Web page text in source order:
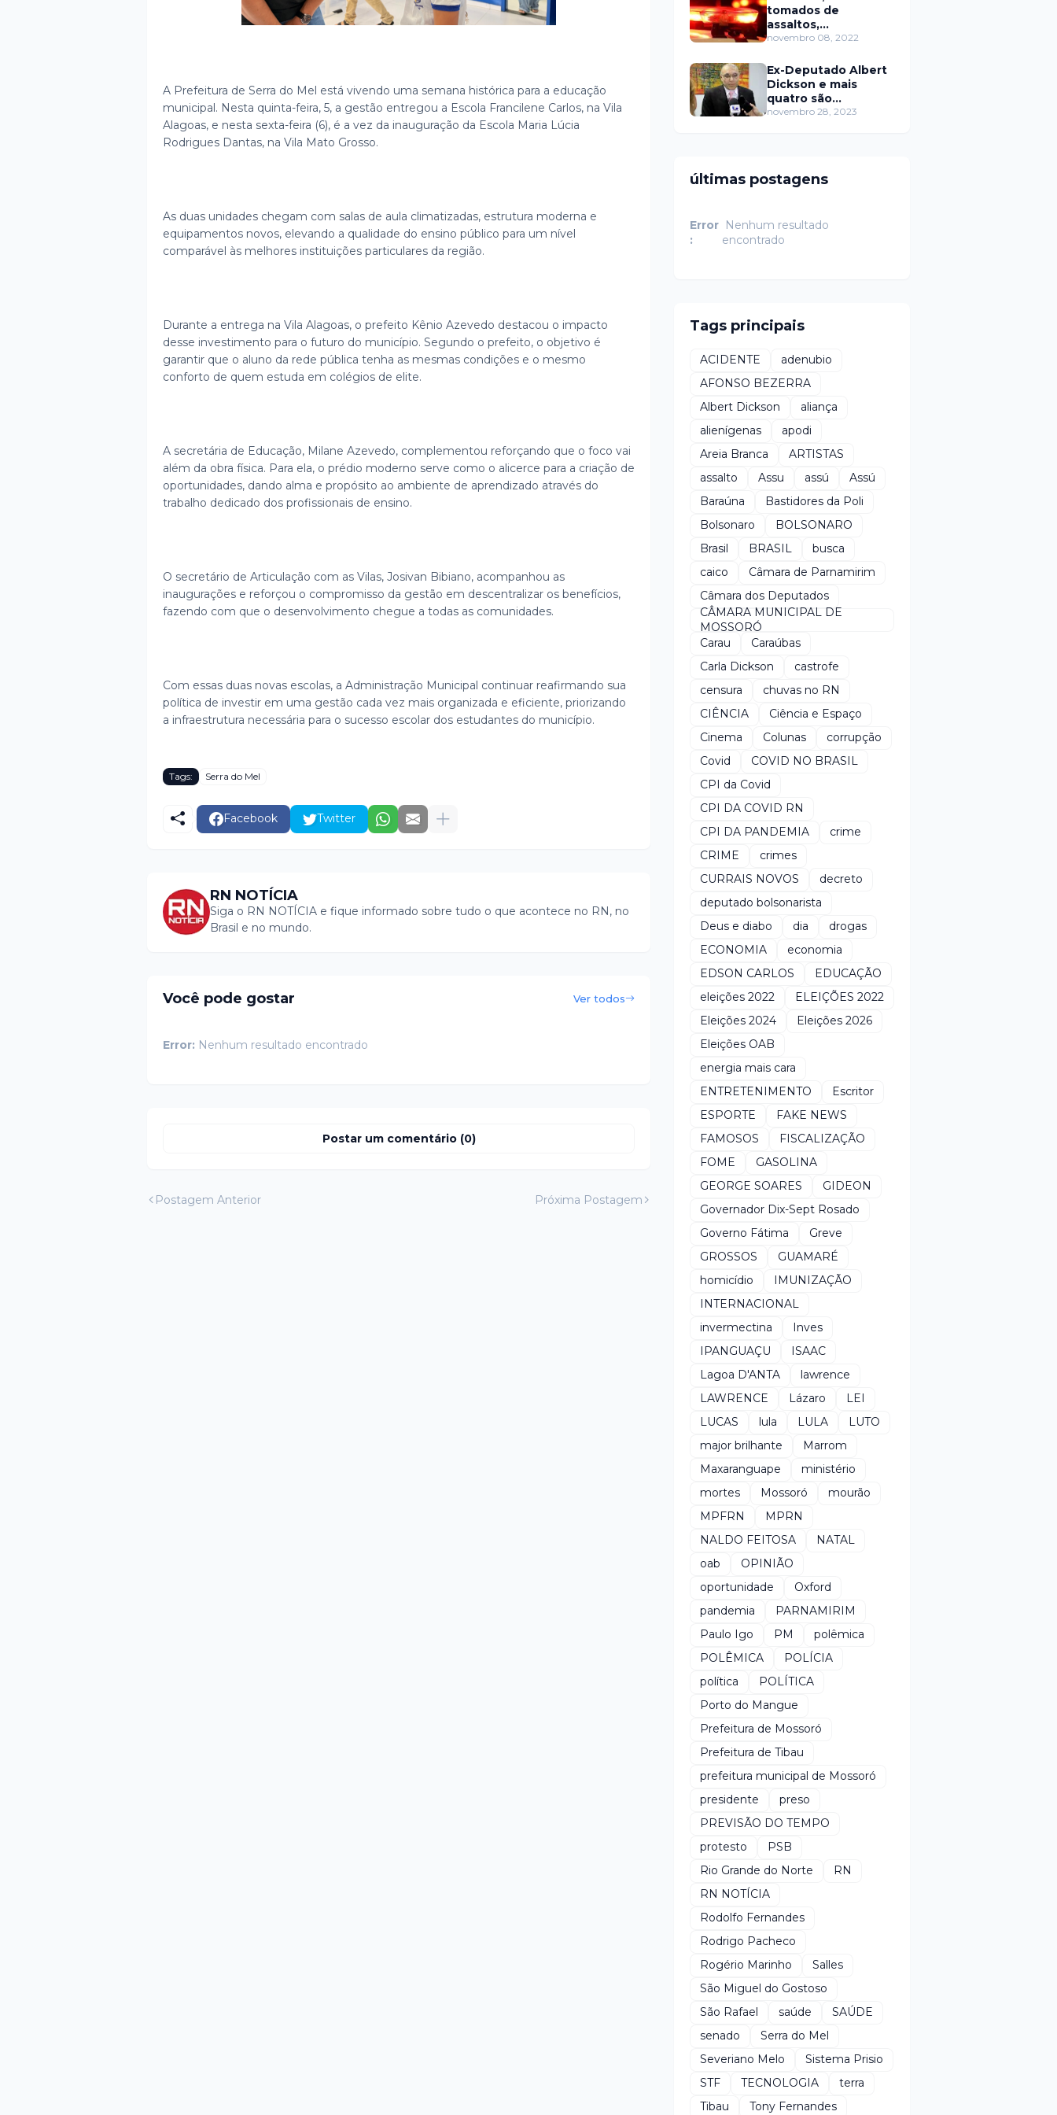
A Prefeitura de Serra do Mel está vivendo uma semana histórica para a educação
municipal. Nesta quinta-feira, 5, a gestão entregou a Escola Francilene Carlos, na Vila
Alagoas, e nesta sexta-feira (6), é a vez da inauguração da Escola Maria Lúcia
Rodrigues Dantas, na Vila Mato Grosso.
As duas unidades chegam com salas de aula climatizadas, estrutura moderna e
equipamentos novos, elevando a qualidade do ensino público para um nível
comparável às melhores instituições particulares da região.
Durante a entrega na Vila Alagoas, o prefeito Kênio Azevedo destacou o impacto
desse investimento para o futuro do município. Segundo o prefeito, o objetivo é
garantir que o aluno da rede pública tenha as mesmas condições e o mesmo
conforto de quem estuda em colégios de elite.
A secretária de Educação, Milane Azevedo, complementou reforçando que o foco vai
além da obra física. Para ela, o prédio moderno serve como o alicerce para a criação de
oportunidades, dando alma e propósito ao ambiente de aprendizado através do
trabalho dedicado dos profissionais de ensino.
O secretário de Articulação com as Vilas, Josivan Bibiano, acompanhou as
inaugurações e reforçou o compromisso da gestão em descentralizar os benefícios,
fazendo com que o desenvolvimento chegue a todas as comunidades.
Com essas duas novas escolas, a Administração Municipal continuar reafirmando sua
política de investir em uma gestão cada vez mais organizada e eficiente, priorizando
a infraestrutura necessária para o sucesso escolar dos estudantes do município.
Tags: Serra do Mel
Facebook Twitter
RN NOTÍCIA
Siga o RN NOTÍCIA e fique informado sobre tudo o que acontece no RN, no
Brasil e no mundo.
Você pode gostar Ver todos
Error: Nenhum resultado encontrado
Postar um comentário (0)
Postagem Anterior Próxima Postagem
tomados de
assaltos,
ARRASTÕES em
encontrado morto
novembro 08, 2022
Ex-Deputado Albert
Dickson e mais
quatro são
condenados por
novembro 28, 2023
últimas postagens
Error
:
Nenhum resultado
encontrado
Tags principais
ACIDENTE
adenubio
AFONSO BEZERRA
Albert Dickson
aliança
alienígenas
apodi
Areia Branca
ARTISTAS
assalto
Assu assú
Assú
Baraúna
Bastidores da Poli
Bolsonaro
BOLSONARO
Brasil
BRASIL
busca
caico
Câmara de Parnamirim
Câmara dos Deputados
CÂMARA MUNICIPAL DE
MOSSORÓ
Carau
Caraúbas
Carla Dickson
castrofe
censura
chuvas no RN
CIÊNCIA
Ciência e Espaço
Cinema
Colunas
corrupção
Covid
COVID NO BRASIL
CPI da Covid
CPI DA COVID RN
CPI DA PANDEMIA
crime
CRIME
crimes
CURRAIS NOVOS
decreto
deputado bolsonarista
Deus e diabo
dia
drogas
ECONOMIA
economia
EDSON CARLOS
EDUCAÇÃO
eleições 2022
ELEIÇÕES 2022
Eleições 2024
Eleições 2026
Eleições OAB
energia mais cara
ENTRETENIMENTO
Escritor
ESPORTE
FAKE NEWS
FAMOSOS
FISCALIZAÇÃO
FOME
GASOLINA
GEORGE SOARES
GIDEON
Governador Dix-Sept Rosado
Governo Fátima
Greve
GROSSOS
GUAMARÉ
homicídio
IMUNIZAÇÃO
INTERNACIONAL
invermectina
Inves
IPANGUAÇU
ISAAC
Lagoa D'ANTA
lawrence
LAWRENCE
Lázaro
LEI
LUCAS
lula LULA
LUTO
major brilhante
Marrom
Maxaranguape
ministério
mortes
Mossoró
mourão
MPFRN
MPRN
NALDO FEITOSA
NATAL
oab
OPINIÃO
oportunidade
Oxford
pandemia
PARNAMIRIM
Paulo Igo
PM
polêmica
POLÊMICA
POLÍCIA
política
POLÍTICA
Porto do Mangue
Prefeitura de Mossoró
Prefeitura de Tibau
prefeitura municipal de Mossoró
presidente
preso
PREVISÃO DO TEMPO
protesto
PSB
Rio Grande do Norte
RN
RN NOTÍCIA
Rodolfo Fernandes
Rodrigo Pacheco
Rogério Marinho
Salles
São Miguel do Gostoso
São Rafael
saúde
SAÚDE
senado
Serra do Mel
Severiano Melo
Sistema Prisio
STF
TECNOLOGIA
terra
Tibau
Tony Fernandes